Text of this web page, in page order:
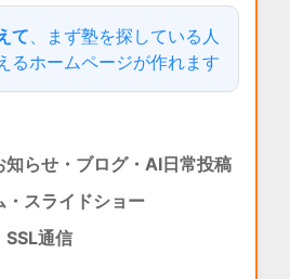
て、まず塾を探している人
るホームページが作れます
知らせ・ブログ・AI日常投稿
・スライドショー
SSL通信